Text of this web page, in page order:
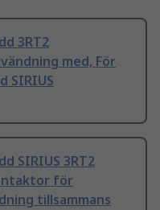
3RT2
med, För
SIRIUS
SIRIUS 3RT2
för
tillsammans